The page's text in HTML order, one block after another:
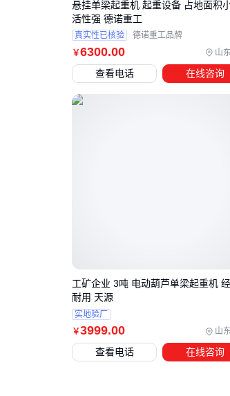
￥6300.00 山
悬挂单梁起重机 起重设备 占地面积
活性强 德诺重工
真实性已核验 德诺重工品牌
查看电话 在线咨询
￥3999.00 山
工矿企业 3吨 电动葫芦单梁起重机
耐用 天源
实地验厂
查看电话 在线咨询